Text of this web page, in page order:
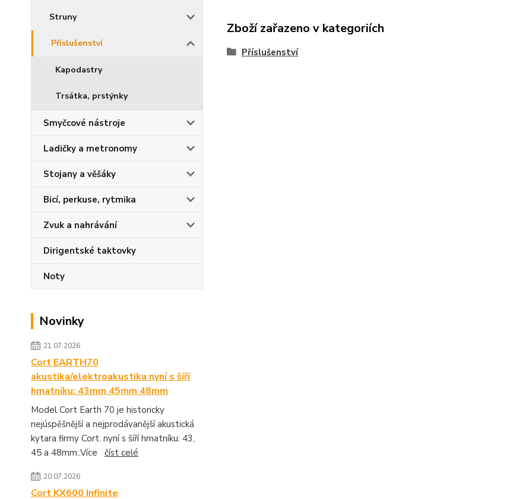
Struny
Příslušenství
Kapodastry
Trsátka, prstýnky
Smyčcové nástroje
Ladičky a metronomy
Stojany a věšáky
Bicí, perkuse, rytmika
Zvuk a nahrávání
Dirigentské taktovky
Noty
Novinky
21.07.2026
Cort EARTH70
akustika/elektroakustika nyní s šíří
hmatníku: 43mm 45mm 48mm
Model Cort Earth 70 je historicky
nejúspěšnější a nejprodávanější akustická
kytara firmy Cort. nyní s šíří hmatníku: 43,
45 a 48mm..Více číst celé
20.07.2026
Cort KX600 Infinite
Zboží zařazeno v kategoriích
Příslušenství